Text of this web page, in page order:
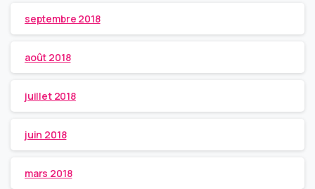
septembre 2018
août 2018
juillet 2018
juin 2018
mars 2018